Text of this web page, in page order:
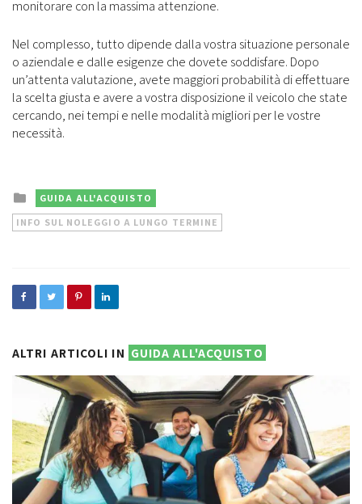
monitorare con la massima attenzione.
Nel complesso, tutto dipende dalla vostra situazione personale
o aziendale e dalle esigenze che dovete soddisfare. Dopo
un’attenta valutazione, avete maggiori probabilità di effettuare
la scelta giusta e avere a vostra disposizione il veicolo che state
cercando, nei tempi e nelle modalità migliori per le vostre
necessità.
Posted
in
GUIDA ALL'ACQUISTO
INFO SUL NOLEGGIO A LUNGO TERMINE
ALTRI ARTICOLI IN GUIDA ALL'ACQUISTO